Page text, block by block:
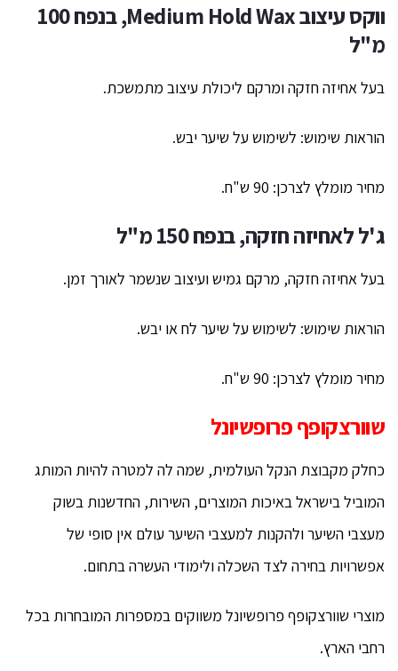
ווקס עיצובMedium Hold Wax,
בנפח 100
מ"ל
בעל אחיזה חזקה ומרקם ליכולת עיצוב מתמשכת.
הוראות שימוש: לשימוש על שיער יבש.
מחיר מומלץ לצרכן: 90 ש"ח.
ג'ל לאחיזה חזקה, בנפח 150 מ"ל
בעל אחיזה חזקה, מרקם גמיש ועיצוב שנשמר לאורך זמן.
הוראות שימוש: לשימוש על שיער לח או יבש.
מחיר מומלץ לצרכן: 90 ש"ח.
שוורצקופף פרופשיונל
כחלק מקבוצת הנקל העולמית, שמה לה למטרה להיות המותג
המוביל בישראל באיכות המוצרים, השירות, החדשנות בשוק
מעצבי השיער ולהקנות למעצבי השיער עולם אין סופי של
אפשרויות בחירה לצד השכלה ולימודי העשרה בתחום.
מוצרי שוורצקופף פרופשיונל משווקים במספרות המובחרות בכל
רחבי הארץ.